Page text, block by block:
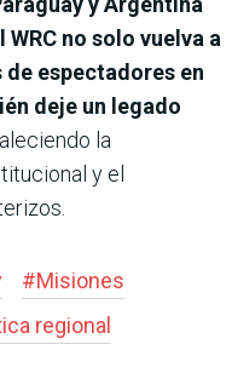
no solo vuelva a
espectadores en
deje un legado
la
y el
#Misiones
regional